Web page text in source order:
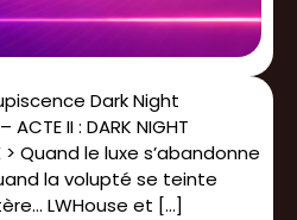
Dark Night
ACTE II : DARK NIGHT
> Quand le luxe s’abandonne
la volupté se teinte
LWHouse et […]